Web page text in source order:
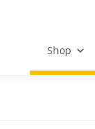
Shop